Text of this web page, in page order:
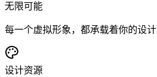
无限可能
每一个虚拟形象，都承载着你的设
设计资源